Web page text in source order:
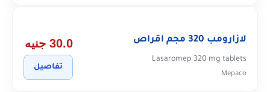
لازارومب 320 مجم اقراص
Lasaromep 320 mg tablets
Mepaco
30.0 جنيه
تفاصيل